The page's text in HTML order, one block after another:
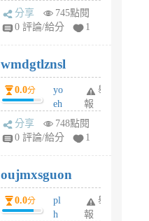
Pe
Jc
R
P
m
v
A
V
個
月
前
分享
745點閱
0 評論/給分
1
wmdgtlznsl
0.0分
yo
eh
ld
gy
個
月
前
舉
報
分享
748點閱
0 評論/給分
1
oujmxsguon
0.0分
pl
h
舉
報